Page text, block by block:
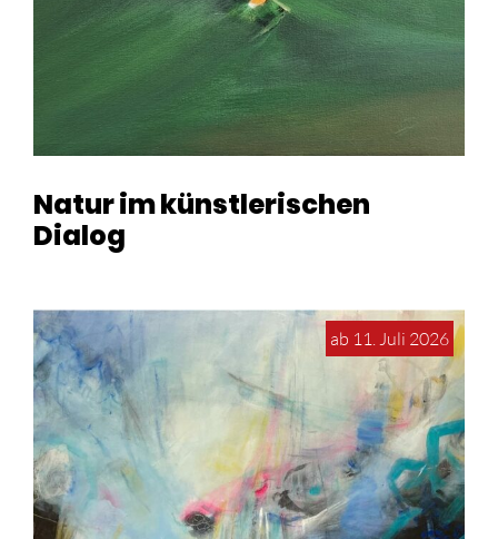
Natur im künstlerischen
Dialog
ab 11. Juli 2026